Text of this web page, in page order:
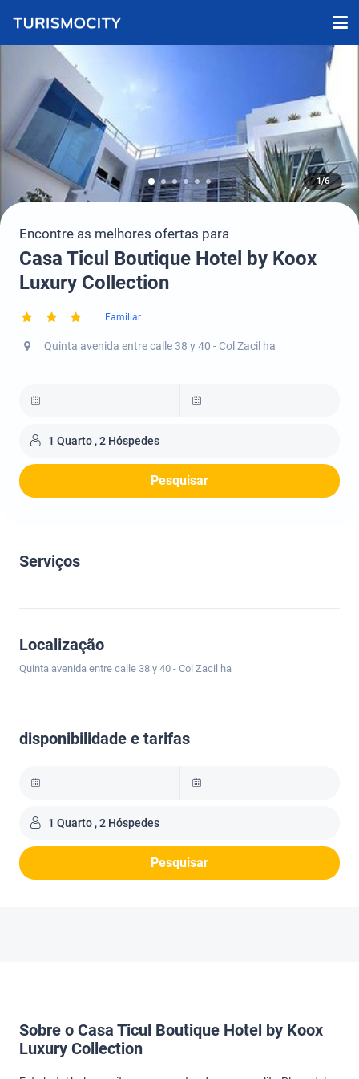
1/6
Encontre as melhores ofertas para
Casa Ticul Boutique Hotel by Koox
Luxury Collection
Familiar
Quinta avenida entre calle 38 y 40 - Col Zacil ha
1 Quarto , 2 Hóspedes
Pesquisar
Serviços
Localização
Quinta avenida entre calle 38 y 40 - Col Zacil ha
disponibilidade e tarifas
1 Quarto , 2 Hóspedes
Pesquisar
Sobre o Casa Ticul Boutique Hotel by Koox
Luxury Collection